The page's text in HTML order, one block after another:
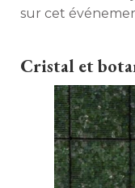
sur cet
Cristal et